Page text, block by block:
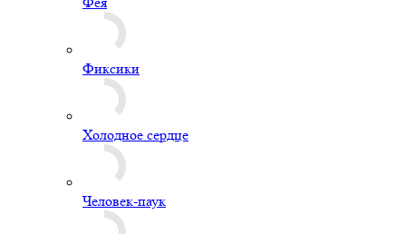
Фиксики
Холодное сердце
Человек-паук